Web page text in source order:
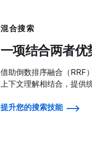
混合搜索
一项结合两者
借助倒数排序融合（RRF
上下文理解相结合，提供
提升您的搜索技能